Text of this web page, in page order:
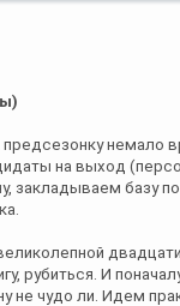
немало
на выход
закладываем базу
рубиться. И
не чудо ли. Идем